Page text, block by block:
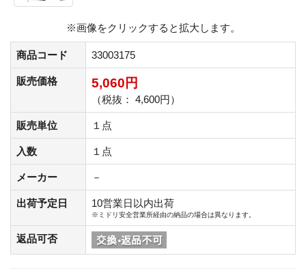
※画像をクリックすると拡大します。
商品コード 33003175
販売価格 5,060円
（税抜： 4,600円）
販売単位 １点
入数 １点
メーカー －
出荷予定日 10営業日以内出荷
※ミドリ安全営業所経由の納品の場合は異なります。
返品可否